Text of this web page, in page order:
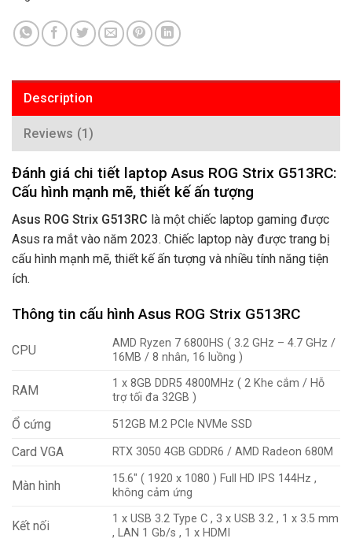
Description
Reviews (1)
Đánh giá chi tiết laptop Asus ROG Strix G513RC:
Cấu hình mạnh mẽ, thiết kế ấn tượng
Asus ROG Strix G513RC là một chiếc laptop gaming được
Asus ra mắt vào năm 2023. Chiếc laptop này được trang bị
cấu hình mạnh mẽ, thiết kế ấn tượng và nhiều tính năng tiện
ích.
Thông tin cấu hình Asus ROG Strix G513RC
CPU
AMD Ryzen 7 6800HS ( 3.2 GHz – 4.7 GHz /
16MB / 8 nhân, 16 luồng )
RAM
1 x 8GB DDR5 4800MHz ( 2 Khe cắm / Hỗ
trợ tối đa 32GB )
Ổ cứng 512GB M.2 PCIe NVMe SSD
Card VGA RTX 3050 4GB GDDR6 / AMD Radeon 680M
Màn hình
15.6″ ( 1920 x 1080 ) Full HD IPS 144Hz ,
không cảm ứng
Kết nối
1 x USB 3.2 Type C , 3 x USB 3.2 , 1 x 3.5 mm
, LAN 1 Gb/s , 1 x HDMI